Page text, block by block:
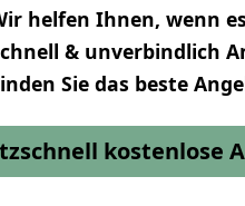
helfen Ihnen, wenn
& unverbindlich
Sie das beste
kostenlose